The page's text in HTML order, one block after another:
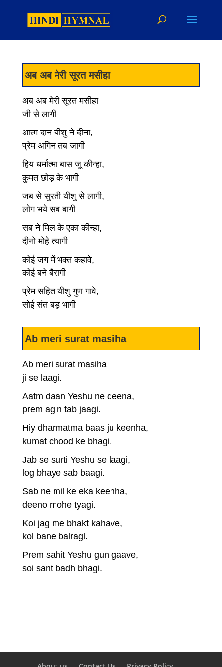
अब अब मेरी सूरत मसीहा
अब अब मेरी सूरत मसीहा
जी से लागी
आत्म दान यीशु ने दीना,
प्रेम अगिन तब जागी
हिय धर्मात्मा बास जू कीन्हा,
कुमत छोड़़ के भागी
जब से सुरती यीशु से लागी,
लोग भये सब बागी
सब ने मिल के एका कीन्हा,
दीनो मोहे त्यागी
कोई जग में भक्त कहावे,
कोई बने बैरागी
प्रेम सहित यीशु गुण गावे,
सोई संत बड़ भागी
Ab meri surat masiha
Ab meri surat masiha
ji se laagi.
Aatm daan Yeshu ne deena,
prem agin tab jaagi.
Hiy dharmatma baas ju keenha,
kumat chood ke bhagi.
Jab se surti Yeshu se laagi,
log bhaye sab baagi.
Sab ne mil ke eka keenha,
deeno mohe tyagi.
Koi jag me bhakt kahave,
koi bane bairagi.
Prem sahit Yeshu gun gaave,
soi sant badh bhagi.